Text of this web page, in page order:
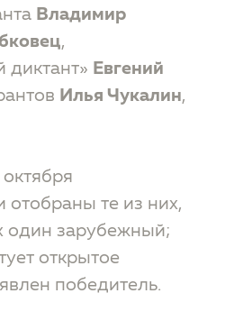
Владимир
,
диктант» Евгений
Илья Чукалин,
отобраны те из них,
один зарубежный;
открытое
победитель.